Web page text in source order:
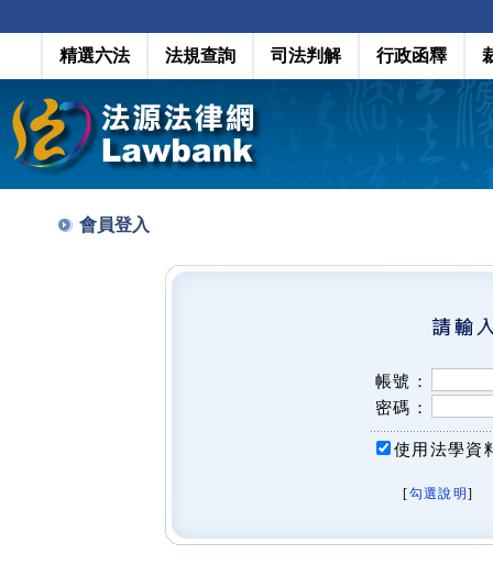
精選六法 法規查詢 司法判解 行政函釋
會員登入
帳號：
密碼：
使用法學資
[勾選說明 ]